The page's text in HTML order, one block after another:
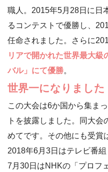
職人。2015年5月28日に日
るコンテストで優勝し、
任命されました。さらに
リアで開かれた世界最大級
バル」にて優勝。
世界一になりました
この大会は6か国から集ま
トを披露しました。同大
めてです。その他にも受賞
2018年6月3日はテレビ番
7月30日はNHKの「プロフ